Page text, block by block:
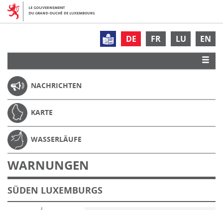
DE FR LU EN
NACHRICHTEN
KARTE
WASSERLÄUFE
WARNUNGEN
SÜDEN LUXEMBURGS